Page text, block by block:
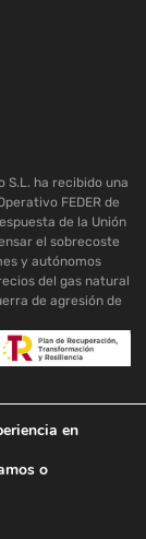
S.L. ha recibido una
FEDER de
de la Unión
el sobrecoste
y autónomos
del gas natural
de agresión de
en
o